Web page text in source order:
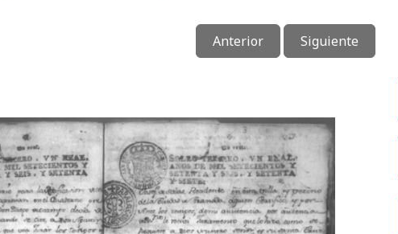
Anterior Siguiente